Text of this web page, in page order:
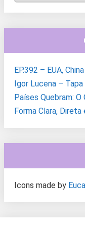
EP.392 – EUA,
Igor Lucena –
Países Quebram:
Forma Clara,
Icons made by